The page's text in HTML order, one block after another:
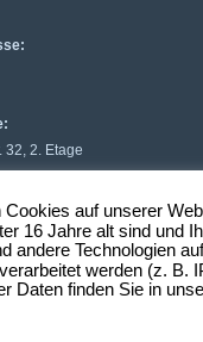
32, 2. Etage
-20
Cookies auf unserer
16 Jahre alt sind und
andere Technologien
werden (z. B.
Daten finden Sie in